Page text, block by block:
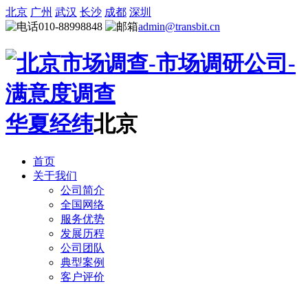
北京 广州 武汉 长沙 成都 深圳
010-88998848
admin@transbit.cn
华夏经纬北京
首页
关于我们
公司简介
全国网络
服务优势
发展历程
公司团队
典型案例
客户评价